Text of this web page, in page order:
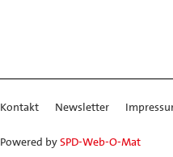
Kontakt Newsletter
Powered bySPD-Web-O-Mat